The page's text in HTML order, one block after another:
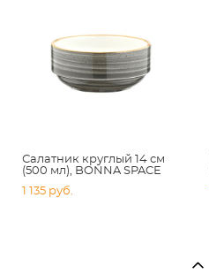
Салатник круглый 14 см
(500 мл), BONNA SPACE
1 135 pуб.